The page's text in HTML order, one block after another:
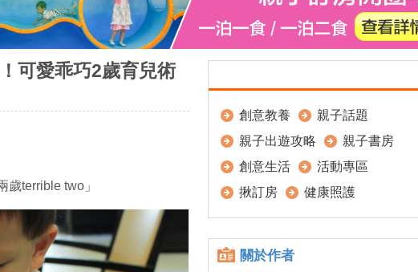
可愛乖巧2歲育兒術
terrible two」
創意教養
親子話題
親子出遊攻略
親子書房
創意生活
活動專區
揪訂房
健康照護
關於作者